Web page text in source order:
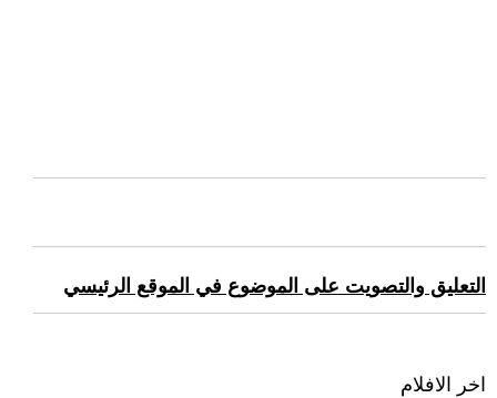
التعليق والتصويت على الموضوع في الموقع الرئيسي
اخر الافلام